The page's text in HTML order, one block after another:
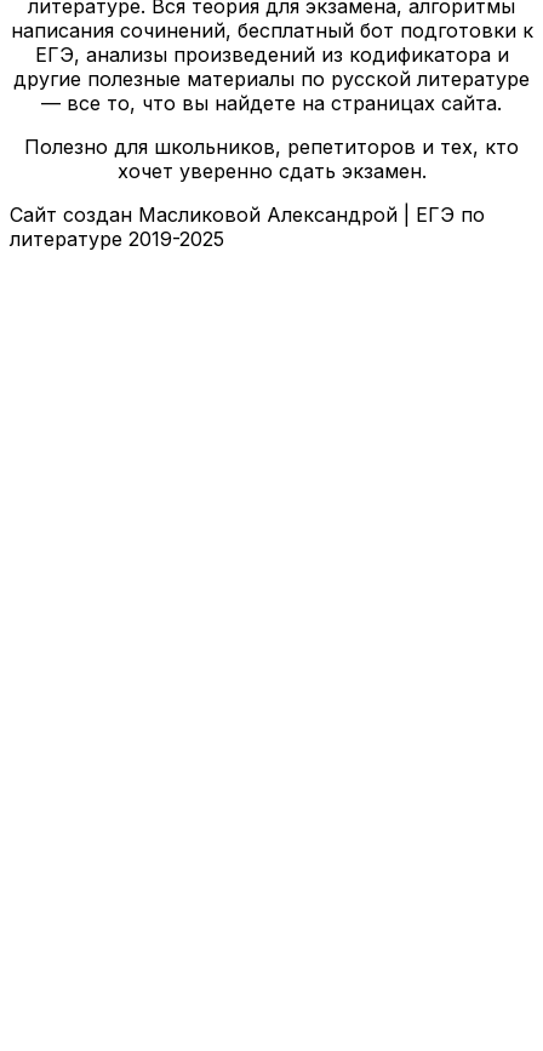
литературе. Вся теория для экзамена, алгоритмы
написания сочинений, бесплатный бот подготовки к
ЕГЭ, анализы произведений из кодификатора и
другие полезные материалы по русской литературе
— все то, что вы найдете на страницах сайта.
Полезно для школьников, репетиторов и тех, кто
хочет уверенно сдать экзамен.
Сайт создан Масликовой Александрой | ЕГЭ по
литературе 2019-2025